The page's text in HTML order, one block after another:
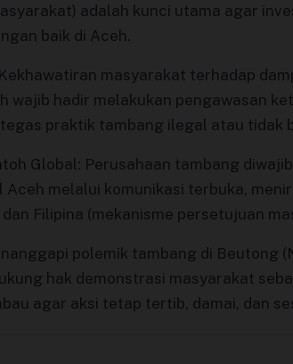
adalah kunci utama agar
baik di Aceh.
masyarakat terhadap
wajib hadir melakukan pengawasan
praktik tambang ilegal atau tidak
Global: Perusahaan tambang
melalui komunikasi terbuka,
Filipina (mekanisme persetujuan
polemik tambang di Beutong
hak demonstrasi masyarakat
agar aksi tetap tertib, damai, dan